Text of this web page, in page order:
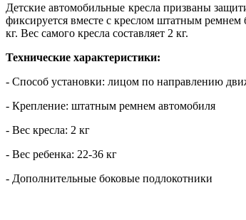
Детские автомобильные кресла призваны
фиксируется вместе с креслом штатным ремнем
кг. Вес самого кресла составляет 2 кг.
Технические характеристики:
- Способ установки: лицом по направлению
- Крепление: штатным ремнем автомобиля
- Вес кресла: 2 кг
- Вес ребенка: 22-36 кг
- Дополнительные боковые подлокотники